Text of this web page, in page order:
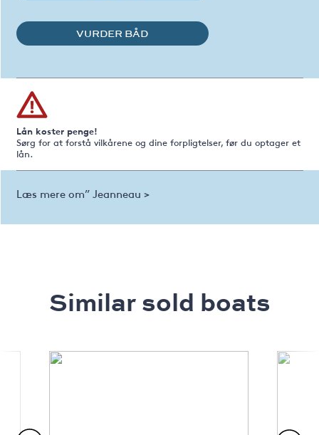
VURDER BÅD
Lån koster penge!
Sørg for at forstå vilkårene og dine forpligtelser, før du optager et
lån.
Læs mere om” Jeanneau >
Similar sold boats